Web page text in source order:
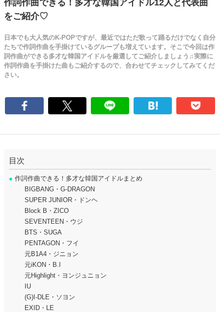
作詞作曲できる！多才な韓国アイドル12人と代表曲
をご紹介♡
日本でも大人気のK-POPですが、最近ではただ歌って踊るだけでなく自分
たちで作詞作曲を手掛けているグループも増えています。そこで今回は作
詞作曲ができる多才な韓国アイドルを厳選してご紹介しましょう♫実際に
作詞作曲を手掛けた曲もご紹介するので、合わせてチェックしてみてくだ
さい。
目次
● 作詞作曲できる！多才な韓国アイドルまとめ
BIGBANG・G-DRAGON
SUPER JUNIOR・ドンヘ
Block B・ZICO
SEVENTEEN・ウジ
BTS・SUGA
PENTAGON・フイ
元B1A4・ジニョン
元iKON・B.I
元Highlight・ヨンジュニョン
IU
(G)I-DLE・ソヨン
EXID・LE